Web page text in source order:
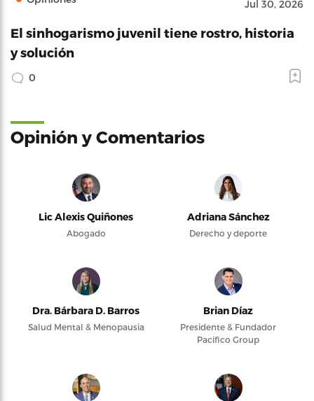
Jul 30, 2026
El sinhogarismo juvenil tiene rostro, historia
y solución
0
Opinión y Comentarios
Lic Alexis Quiñones
Abogado
Adriana Sánchez
Derecho y deporte
Dra. Bárbara D. Barros
Salud Mental & Menopausia
Brian Díaz
Presidente & Fundador
Pacifico Group